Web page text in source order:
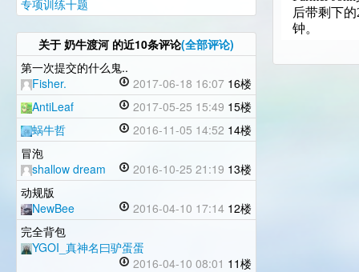
专项训练十题
关于 奶牛渡河 的近10条评论(全部评论)
第一次提交的什么鬼..
Fisher.
2017-06-18 16:07 16楼
AntiLeaf
2017-05-25 15:49 15楼
蜗牛哲
2016-11-05 14:52 14楼
冒泡
shallow dream
2016-10-25 21:19 13楼
动规版
NewBee
2016-04-10 17:14 12楼
完全背包
YGOI_真神名曰驴蛋蛋
2016-04-10 08:01 11楼
后带剩下
钟。